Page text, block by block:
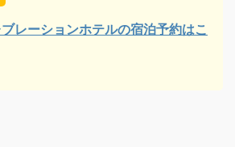
レーションホテルの宿泊予約はこ